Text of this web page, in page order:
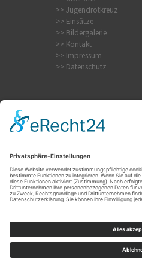
>> Jugendrotkreuz
>> Einsätze
>> Bildergalerie
>> Kontakt
>> Impressum
>> Datenschutz